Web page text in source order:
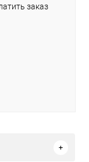
заказ